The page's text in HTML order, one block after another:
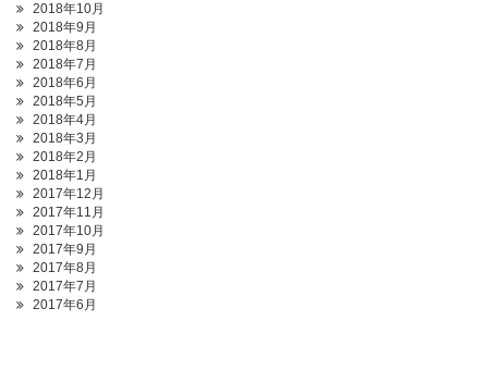
2018年10月
2018年9月
2018年8月
2018年7月
2018年6月
2018年5月
2018年4月
2018年3月
2018年2月
2018年1月
2017年12月
2017年11月
2017年10月
2017年9月
2017年8月
2017年7月
2017年6月